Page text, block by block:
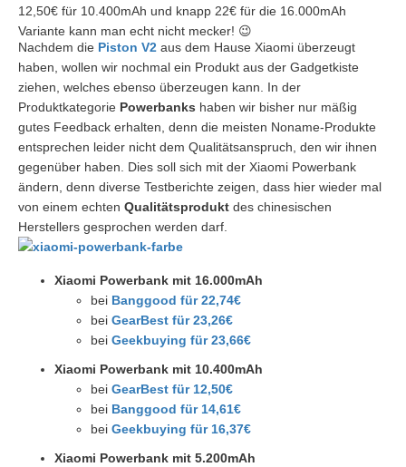
12,50€ für 10.400mAh und knapp 22€ für die 16.000mAh
Variante kann man echt nicht mecker! 😉
Nachdem die Piston V2 aus dem Hause Xiaomi überzeugt
haben, wollen wir nochmal ein Produkt aus der Gadgetkiste
ziehen, welches ebenso überzeugen kann. In der
Produktkategorie Powerbanks haben wir bisher nur mäßig
gutes Feedback erhalten, denn die meisten Noname-Produkte
entsprechen leider nicht dem Qualitätsanspruch, den wir ihnen
gegenüber haben. Dies soll sich mit der Xiaomi Powerbank
ändern, denn diverse Testberichte zeigen, dass hier wieder mal
von einem echten Qualitätsprodukt des chinesischen
Herstellers gesprochen werden darf.
Xiaomi Powerbank mit 16.000mAh
bei Banggood für 22,74€
bei GearBest für 23,26€
bei Geekbuying für 23,66€
Xiaomi Powerbank mit 10.400mAh
bei GearBest für 12,50€
bei Banggood für 14,61€
bei Geekbuying für 16,37€
Xiaomi Powerbank mit 5.200mAh